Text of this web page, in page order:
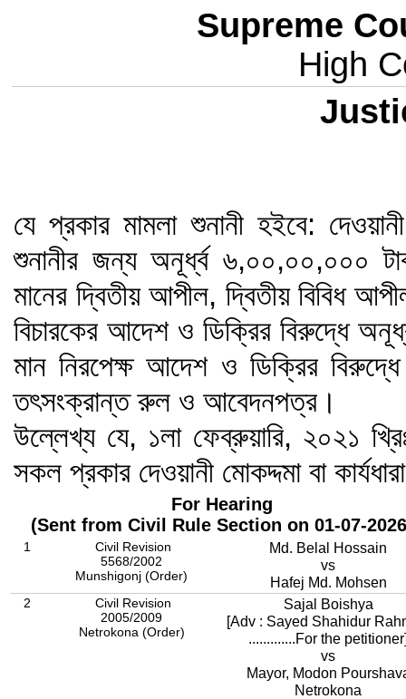
Supreme
High
যে প্রকার মামলা শুনানী হইবে:
শুনানীর জন্য অনূর্ধ্ব ৬,০০,০০,০০০
মানের দ্বিতীয় আপীল, দ্বিতীয় বিবিধ
বিচারকের আদেশ ও ডিক্রির বিরুদ্ধে
মান নিরপেক্ষ আদেশ ও ডিক্রির
তৎসংক্রান্ত রুল ও আবেদনপত্র।
উল্লেখ্য যে, ১লা ফেব্রুয়ারি, ২০২১
সকল প্রকার দেওয়ানী মোকদ্দমা বা
For Hearing
(Sent from Civil Rule Section on 01-07-
1
Civil Revision
5568/2002
Munshigonj (Order)
Md. Belal Hossain
vs
Hafej Md. Mohsen
2
Civil Revision
2005/2009
Netrokona (Order)
Sajal Boishya
[Adv : Sayed Shahidur
.............For the
vs
Mayor, Modon
Netrokona